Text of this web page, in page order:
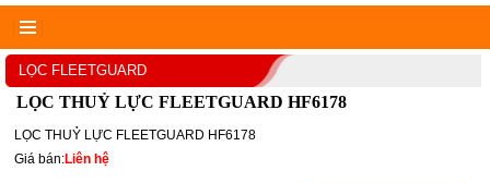
LỌC FLEETGUARD
LỌC THUỶ LỰC FLEETGUARD HF6178
LỌC THUỶ LỰC FLEETGUARD HF6178
Giá bán:Liên hệ